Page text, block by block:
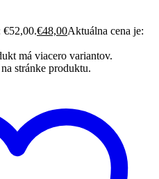
€52,00.€48,00Aktuálna cena je:
má viacero variantov.
stránke produktu.